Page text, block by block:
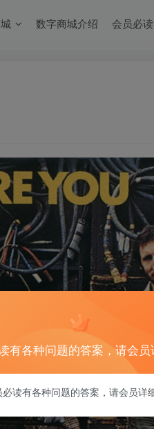
数字商城介绍 会员必读
有各种问题的答案，请会员
必读有各种问题的答案，请会员详